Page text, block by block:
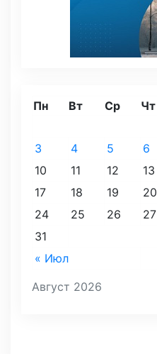
Август 2026
Пн Вт Ср Чт
« Июл
3
4 5 6
10
11 12 13
17
18 19 20
24
25 26 27
31